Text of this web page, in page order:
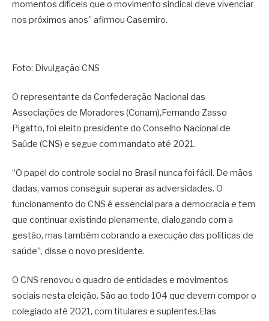
momentos difíceis que o movimento sindical deve vivenciar
nos próximos anos” afirmou Casemiro.
Foto: Divulgação CNS
O representante da Confederação Nacional das
Associações de Moradores (Conam),Fernando Zasso
Pigatto, foi eleito presidente do Conselho Nacional de
Saúde (CNS) e segue com mandato até 2021.
“O papel do controle social no Brasil nunca foi fácil. De mãos
dadas, vamos conseguir superar as adversidades. O
funcionamento do CNS é essencial para a democracia e tem
que continuar existindo plenamente, dialogando com a
gestão, mas também cobrando a execução das políticas de
saúde”, disse o novo presidente.
O CNS renovou o quadro de entidades e movimentos
sociais nesta eleição. São ao todo 104 que devem compor o
colegiado até 2021, com titulares e suplentes.Elas